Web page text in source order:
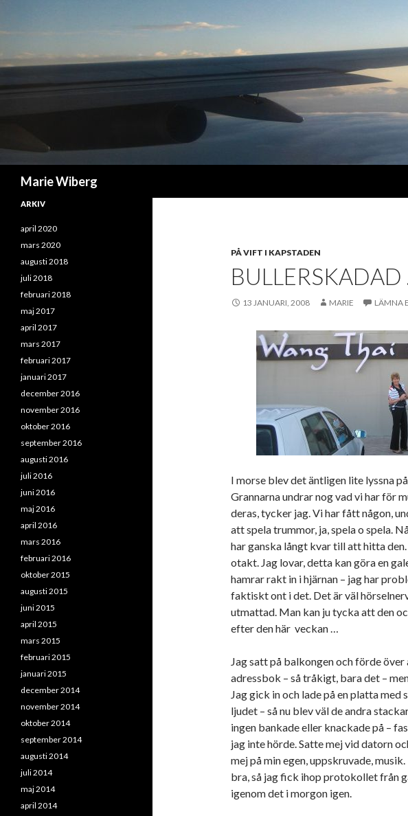
Marie Wiberg
PÅ VIFT I KAPSTADEN
BULLERSKADAD
13 JANUARI, 2008 MARIE LÄMNA
I morse blev det äntligen lite lyssna
Grannarna undrar nog vad vi har för
deras, tycker jag. Vi har fått någon,
att spela trummor, ja, spela o spela.
har ganska långt kvar till att hitta
otakt. Jag lovar, detta kan göra en
hamrar rakt in i hjärnan – jag har
faktiskt ont i det. Det är väl
utmattad. Man kan ju tycka att den
efter den här veckan …
Jag satt på balkongen och förde över
adressbok – så tråkigt, bara det –
Jag gick in och lade på en platta med
ljudet – så nu blev väl de andra
ingen bankade eller knackade på –
jag inte hörde. Satte mej vid datorn
mej på min egen, uppskruvade,
bra, så jag fick ihop protokollet från
igenom det i morgon igen.
ARKIV
april 2020
mars 2020
augusti 2018
juli 2018
februari 2018
maj 2017
april 2017
mars 2017
februari 2017
januari 2017
december 2016
november 2016
oktober 2016
september 2016
augusti 2016
juli 2016
juni 2016
maj 2016
april 2016
mars 2016
februari 2016
oktober 2015
augusti 2015
juni 2015
april 2015
mars 2015
februari 2015
januari 2015
december 2014
november 2014
oktober 2014
september 2014
augusti 2014
juli 2014
maj 2014
april 2014